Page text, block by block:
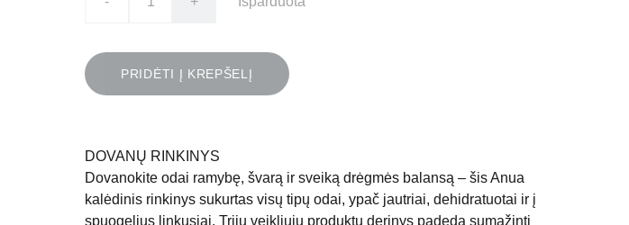
PRIDĖTI Į KREPŠELĮ
DOVANŲ RINKINYS
Dovanokite odai ramybę, švarą ir sveiką drėgmės balansą – šis Anua
kalėdinis rinkinys sukurtas visų tipų odai, ypač jautriai, dehidratuotai ir į
spuogelius linkusiai. Trijų veikliųjų produktų derinys padeda sumažinti